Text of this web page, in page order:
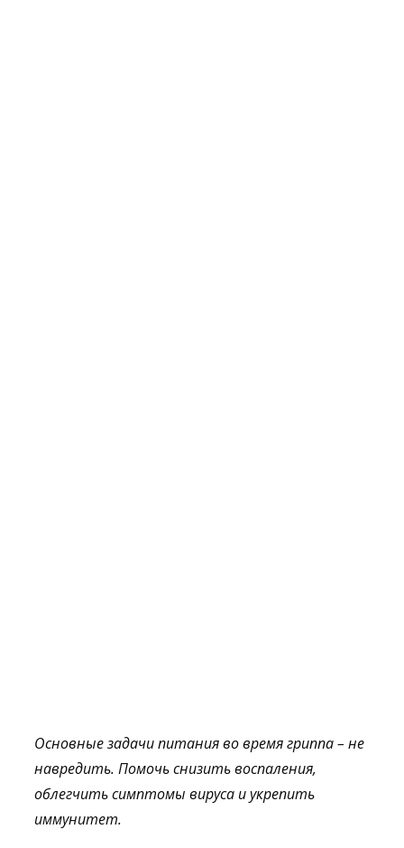
Основные задачи питания во время гриппа – не
навредить. Помочь снизить воспаления,
облегчить симптомы вируса и укрепить
иммунитет.